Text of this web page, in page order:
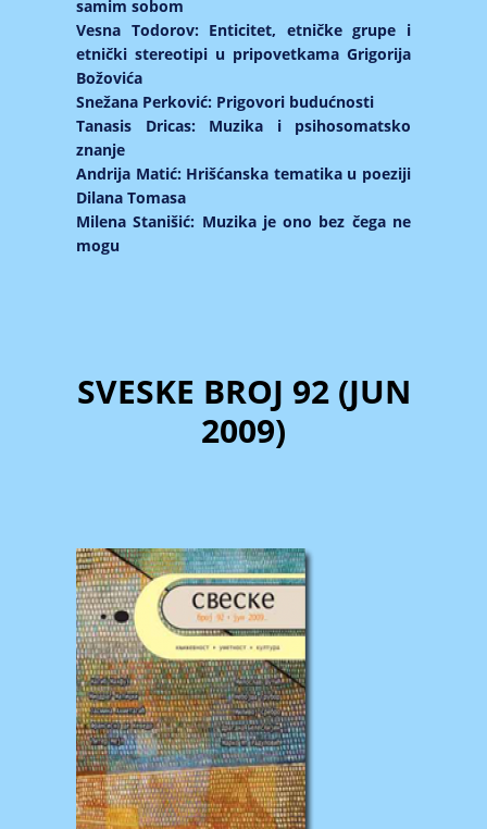
samim sobom
Vesna Todorov: Enticitet, etničke grupe i
etnički stereotipi u pripovetkama Grigorija
Božovića
Snežana Perković: Prigovori budućnosti
Tanasis Dricas: Muzika i psihosomatsko
znanje
Andrija Matić: Hrišćanska tematika u poeziji
Dilana Tomasa
Milena Stanišić: Muzika je ono bez čega ne
mogu
SVESKE BROJ 92 (JUN
2009)